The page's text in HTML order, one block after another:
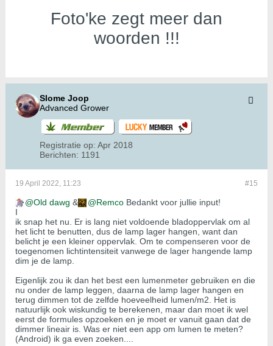
Foto'ke zegt meer dan
woorden !!!
Slome Joop
Advanced Grower
Registratie op: Apr 2018
Berichten: 1191
#15
19 April 2022, 11:23
Old dawg & Remco Bedankt voor jullie input!
I
ik snap het nu. Er is lang niet voldoende bladoppervlak om al
het licht te benutten, dus de lamp lager hangen, want dan
belicht je een kleiner oppervlak. Om te compenseren voor de
toegenomen lichtintensiteit vanwege de lager hangende lamp
dim je de lamp.
Eigenlijk zou ik dan het best een lumenmeter gebruiken en die
nu onder de lamp leggen, daarna de lamp lager hangen en
terug dimmen tot de zelfde hoeveelheid lumen/m2. Het is
natuurlijk ook wiskundig te berekenen, maar dan moet ik wel
eerst de formules opzoeken en je moet er vanuit gaan dat de
dimmer lineair is. Was er niet een app om lumen te meten?
(Android) ik ga even zoeken....